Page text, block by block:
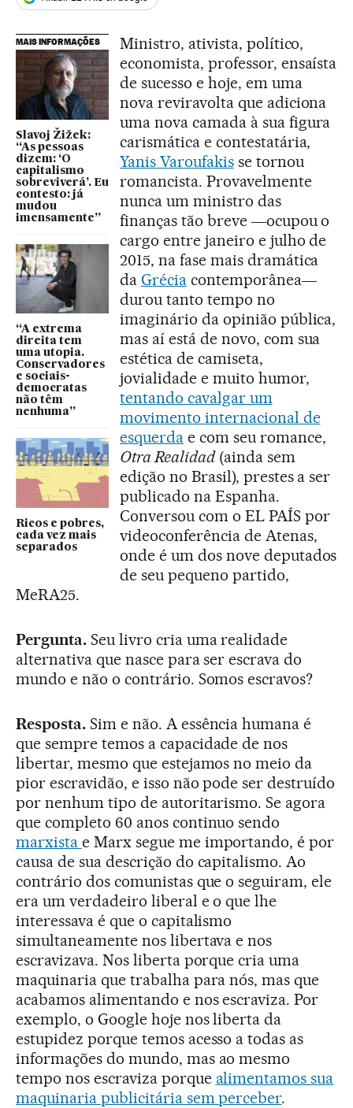
MAIS INFORMAÇÕES
Slavoj Žižek:
“As pessoas
dizem: ‘O
capitalismo
sobreviverá’. Eu
contesto: já
mudou
imensamente”
“A extrema
direita tem
uma utopia.
Conservadores
e sociais-
democratas
não têm
nenhuma”
Ricos e pobres,
cada vez mais
separados
Ministro, ativista, político,
economista, professor, ensaísta
de sucesso e hoje, em uma
nova reviravolta que adiciona
uma nova camada à sua figura
carismática e contestatária,
Yanis Varoufakisse tornou
romancista. Provavelmente
nunca um ministro das
finanças tão breve ―ocupou o
cargo entre janeiro e julho de
2015, na fase mais dramática
da Gréciacontemporânea―
durou tanto tempo no
imaginário da opinião pública,
mas aí está de novo, com sua
estética de camiseta,
jovialidade e muito humor,
tentando cavalgar um
movimento internacional de
esquerdae com seu romance,
Otra Realidad(ainda sem
edição no Brasil), prestes a ser
publicado na Espanha.
Conversou com o EL PAÍS por
videoconferência de Atenas,
onde é um dos nove deputados
de seu pequeno partido,
MeRA25.
Pergunta.Seu livro cria uma realidade
alternativa que nasce para ser escrava do
mundo e não o contrário. Somos escravos?
Resposta.Sim e não. A essência humana é
que sempre temos a capacidade de nos
libertar, mesmo que estejamos no meio da
pior escravidão, e isso não pode ser destruído
por nenhum tipo de autoritarismo. Se agora
que completo 60 anos continuo sendo
marxista e Marx segue me importando, é por
causa de sua descrição do capitalismo. Ao
contrário dos comunistas que o seguiram, ele
era um verdadeiro liberal e o que lhe
interessava é que o capitalismo
simultaneamente nos libertava e nos
escravizava. Nos liberta porque cria uma
maquinaria que trabalha para nós, mas que
acabamos alimentando e nos escraviza. Por
exemplo, o Google hoje nos liberta da
estupidez porque temos acesso a todas as
informações do mundo, mas ao mesmo
tempo nos escraviza porque alimentamos sua
maquinaria publicitária sem perceber.